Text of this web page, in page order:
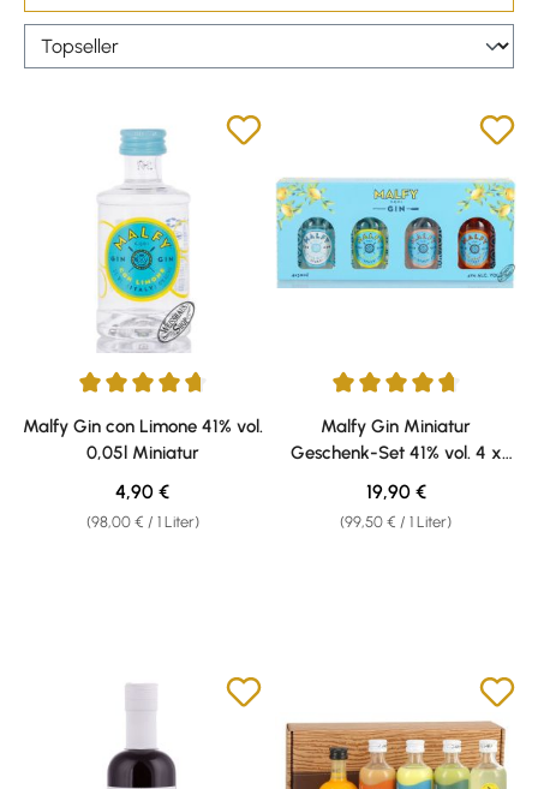
Durchschnittliche Bewertung von 4.75 von 5 Sternen
Malfy Gin con Limone 41% vol.
0,05l Miniatur
(98,00 € / 1 Liter)
Regulärer Preis:
4,90 €
Durchschnittliche Bewertung
Malfy Gin Miniatur
Geschenk-Set 41% vol. 4 x
0,05l
(99,50 € / 1 Liter)
Regulärer Preis:
19,90 €